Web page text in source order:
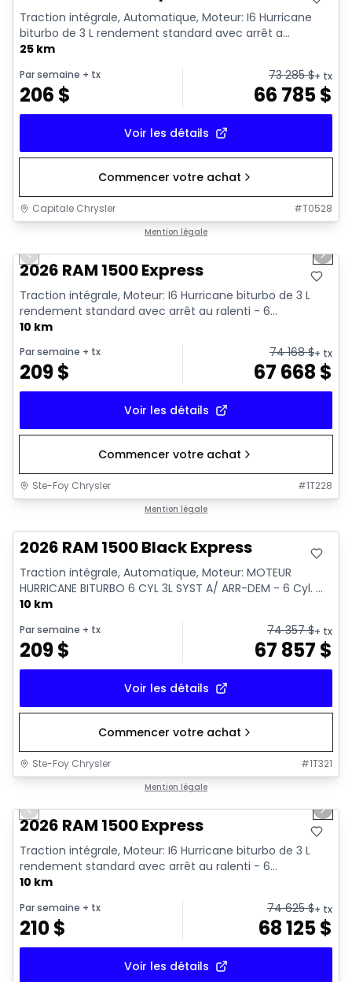
Traction intégrale, Automatique, Moteur: I6 Hurricane
biturbo de 3 L rendement standard avec arrêt a...
25 km
Par semaine + tx
206 $
73 285$+ tx
66 785$
Voir les détails
Commencer votre achat
Capitale Chrysler #T0528
Mention légale
Previous slide Next
2026 RAM 1500 Express
Traction intégrale, Moteur: I6 Hurricane biturbo de 3 L
rendement standard avec arrêt au ralenti - 6...
10 km
Par semaine + tx
209$
74 168$+ tx
67 668 $
Voir les détails
Commencer votre achat
Ste-Foy Chrysler #1T228
Mention légale
2026 RAM 1500 Black Express
Traction intégrale, Automatique, Moteur: MOTEUR
HURRICANE BITURBO 6 CYL 3L SYST A/ ARR-DEM - 6 Cyl. ...
10 km
Par semaine + tx
209$
74 357$+ tx
67 857 $
Voir les détails
Commencer votre achat
Ste-Foy Chrysler #1T321
Mention légale
Previous slide Next
2026 RAM 1500 Express
Traction intégrale, Moteur: I6 Hurricane biturbo de 3 L
rendement standard avec arrêt au ralenti - 6...
10 km
Par semaine + tx
210$
74 625$+ tx
68 125$
Voir les détails